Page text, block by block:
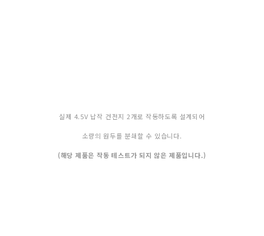
실제 4.5V 납작 건전지 2개로 작동하도록 설계되어
소량의 원두를 분쇄할 수 있습니다.
(해당 제품은 작동 테스트가 되지 않은 제품입니다.)